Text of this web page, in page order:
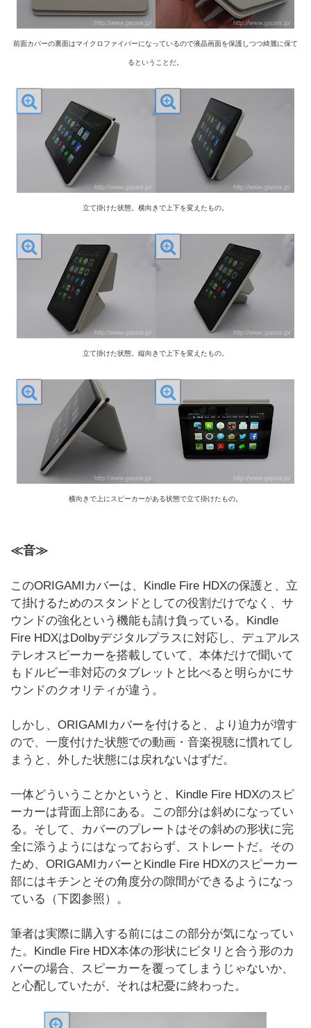
前面カバーの裏面はマイクロファイバーになっているので液晶画面を保護しつつ綺麗に保て
るということだ。
立て掛けた状態。横向きで上下を変えたもの。
立て掛けた状態。縦向きで上下を変えたもの。
横向きで上にスピーカーがある状態で立て掛けたもの。
≪音≫
このORIGAMIカバーは、Kindle Fire HDXの保護と、立
て掛けるためのスタンドとしての役割だけでなく、サ
ウンドの強化という機能も請け負っている。Kindle
Fire HDXはDolbyデジタルプラスに対応し、デュアルス
テレオスピーカーを搭載していて、本体だけで聞いて
もドルビー非対応のタブレットと比べると明らかにサ
ウンドのクオリティが違う。
しかし、ORIGAMIカバーを付けると、より迫力が増す
ので、一度付けた状態での動画・音楽視聴に慣れてし
まうと、外した状態には戻れないはずだ。
一体どういうことかというと、Kindle Fire HDXのスピ
ーカーは背面上部にある。この部分は斜めになってい
る。そして、カバーのプレートはその斜めの形状に完
全に添うようにはなっておらず、ストレートだ。その
ため、ORIGAMIカバーとKindle Fire HDXのスピーカー
部にはキチンとその角度分の隙間ができるようになっ
ている（下図参照）。
筆者は実際に購入する前にはこの部分が気になってい
た。Kindle Fire HDX本体の形状にピタリと合う形のカ
バーの場合、スピーカーを覆ってしまうじゃないか、
と心配していたが、それは杞憂に終わった。